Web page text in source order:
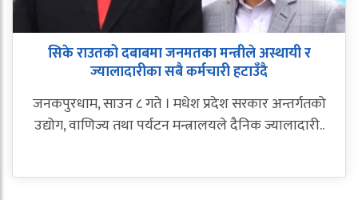
सिके राउतको दबाबमा जनमतका मन्त्रीले अस्थायी र
ज्यालादारीका सबै कर्मचारी हटाउँदै
जनकपुरधाम, साउन ८ गते । मधेश प्रदेश सरकार अन्तर्गतको
उद्योग, वाणिज्य तथा पर्यटन मन्त्रालयले दैनिक ज्यालादारी..